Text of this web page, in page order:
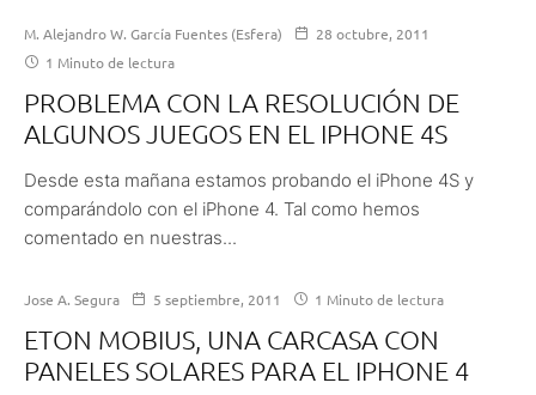
M. Alejandro W. García Fuentes (Esfera)
28 octubre, 2011
1 Minuto de lectura
PROBLEMA CON LA RESOLUCIÓN DE
ALGUNOS JUEGOS EN EL IPHONE 4S
Desde esta mañana estamos probando el iPhone 4S y
comparándolo con el iPhone 4. Tal como hemos
comentado en nuestras...
Jose A. Segura 5 septiembre, 2011 1 Minuto de lectura
ETON MOBIUS, UNA CARCASA CON
PANELES SOLARES PARA EL IPHONE 4